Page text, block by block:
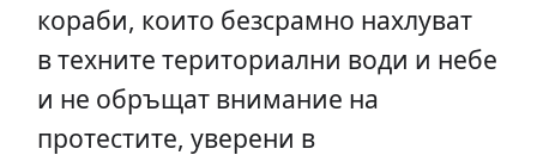
кораби, които безсрамно нахлуват
в техните териториални води и небе
и не обръщат внимание на
протестите, уверени в